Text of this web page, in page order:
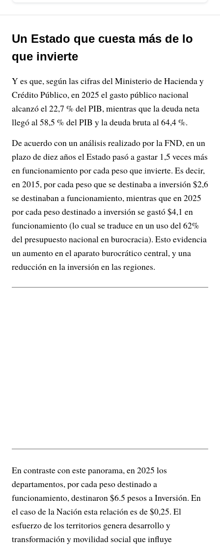
Un Estado que cuesta más de lo
que invierte
Y es que, según las cifras del Ministerio de Hacienda y
Crédito Público, en 2025 el gasto público nacional
alcanzó el 22,7 % del PIB, mientras que la deuda neta
llegó al 58,5 % del PIB y la deuda bruta al 64,4 %.
De acuerdo con un análisis realizado por la FND, en un
plazo de diez años el Estado pasó a gastar 1,5 veces más
en funcionamiento por cada peso que invierte. Es decir,
en 2015, por cada peso que se destinaba a inversión $2,6
se destinaban a funcionamiento, mientras que en 2025
por cada peso destinado a inversión se gastó $4,1 en
funcionamiento (lo cual se traduce en un uso del 62%
del presupuesto nacional en burocracia). Esto evidencia
un aumento en el aparato burocrático central, y una
reducción en la inversión en las regiones.
En contraste con este panorama, en 2025 los
departamentos, por cada peso destinado a
funcionamiento, destinaron $6.5 pesos a Inversión. En
el caso de la Nación esta relación es de $0,25. El
esfuerzo de los territorios genera desarrollo y
transformación y movilidad social que influye